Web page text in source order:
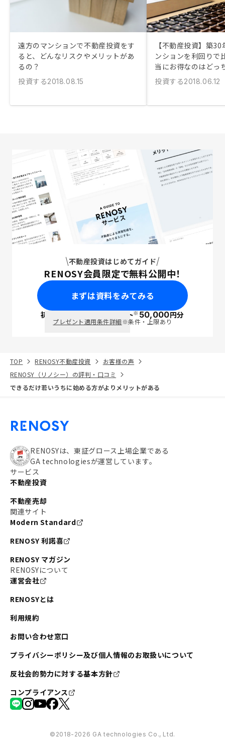
遠方のマンションで不動産投資をす
ると、どんなリスクやメリットがあ
るの？
投資する2018.08.15
【不動産投資】築
ンションを利回りで
当にお得なのはどっ
投資する2018.06.12
不動産投資はじめてガイド
RENOSY会員限定で無料公開中！
まずは資料をみてみる
初回面談で ポイント※50,000円分
プレゼント適用条件詳細※条件・上限あり
TOP RENOSY不動産投資
お客様の声
RENOSY（リノシー）の評判・口コミ
できるだけ若いうちに始める方がよりメリットがある
RENOSYは、東証グロース上場企業である
GA technologiesが運営しています。
サービス
不動産投資
不動産売却
関連サイト
Modern Standard
RENOSY 利諾喜
RENOSY マガジン
RENOSYについて
運営会社
RENOSYとは
利用規約
お問い合わせ窓口
プライバシーポリシー及び個人情報のお取扱いについて
反社会的勢力に対する基本方針
コンプライアンス
©︎2018-2026 GA technologies Co., Ltd.